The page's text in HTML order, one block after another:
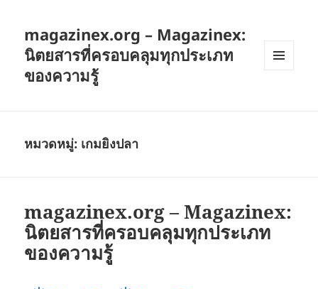
magazinex.org – Magazinex:
นิตยสารที่ครอบคลุมทุกประเภท
ของความรู้
หมวดหมู่: เกมยิงปลา
magazinex.org – Magazinex:
นิตยสารที่ครอบคลุมทุกประเภท
ของความรู้